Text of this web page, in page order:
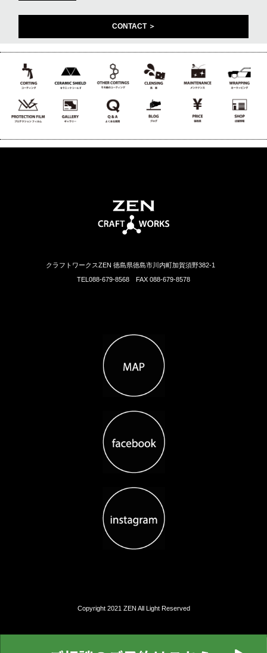
CONTACT ＞
クラフトワークスZEN 徳島県徳島市川内町加賀須野382-1
TEL088-679-8568 FAX 088-679-8578
Copyright 2021 ZEN All Light Reserved